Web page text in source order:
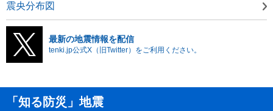
震央分布図
最新の地震情報を配信
tenki.jp公式X（旧Twitter）をご利用ください。
「知る防災」地震